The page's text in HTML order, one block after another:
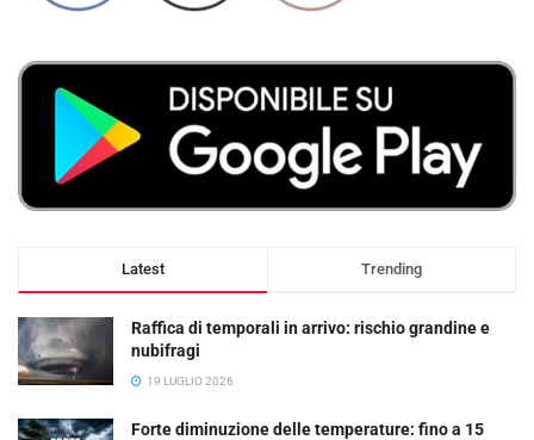
Latest Trending
Raffica di temporali in arrivo: rischio grandine e
nubifragi
19 LUGLIO 2026
Forte diminuzione delle temperature: fino a 15